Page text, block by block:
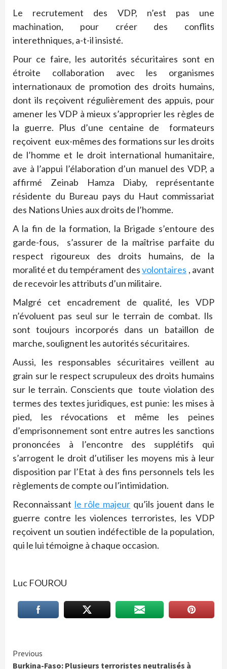
Le recrutement des VDP, n’est pas une
machination, pour créer des conflits
interethniques, a-t-il insisté.
Pour ce faire, les autorités sécuritaires sont en
étroite collaboration avec les organismes
internationaux de promotion des droits humains,
dont ils reçoivent régulièrement des appuis, pour
amener les VDP à mieux s’approprier les règles de
la guerre. Plus d’une centaine de formateurs
reçoivent eux-mêmes des formations sur les droits
de l’homme et le droit international humanitaire,
ave à l’appui l’élaboration d’un manuel des VDP, a
affirmé Zeinab Hamza Diaby, représentante
résidente du Bureau pays du Haut commissariat
des Nations Unies aux droits de l’homme.
A la fin de la formation, la Brigade s’entoure des
garde-fous, s’assurer de la maîtrise parfaite du
respect rigoureux des droits humains, de la
moralité et du tempérament desvolontaires , avant
de recevoir les attributs d’un militaire.
Malgré cet encadrement de qualité, les VDP
n’évoluent pas seul sur le terrain de combat. Ils
sont toujours incorporés dans un bataillon de
marche, soulignent les autorités sécuritaires.
Aussi, les responsables sécuritaires veillent au
grain sur le respect scrupuleux des droits humains
sur le terrain. Conscients que toute violation des
termes des textes juridiques, est punie: les mises à
pied, les révocations et même les peines
d’emprisonnement sont entre autres les sanctions
prononcées à l’encontre des supplétifs qui
s’arrogent le droit d’utiliser les moyens mis à leur
disposition par l’Etat à des fins personnels tels les
règlements de compte ou l’intimidation.
Reconnaissant le rôle majeur qu’ils jouent dans le
guerre contre les violences terroristes, les VDP
reçoivent un soutien indéfectible de la population,
qui le lui témoigne à chaque occasion.
Luc FOUROU
Continue
Previous
Burkina-Faso: Plusieurs terroristes neutralisés à